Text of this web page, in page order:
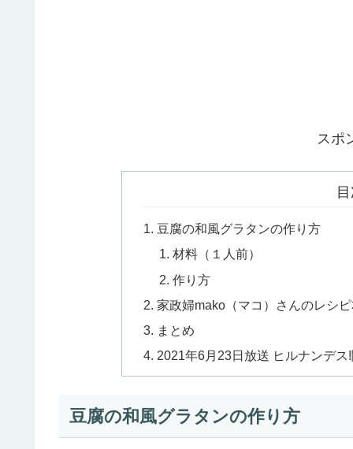
スポ
豆腐の和風グラタンの作り方
材料（１人前）
作り方
家政婦mako（マコ）さんのレシ
まとめ
2021年6月23日放送 ヒルナンデス
豆腐の和風グラタンの作り方